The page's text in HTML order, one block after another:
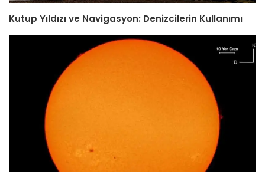
Kutup Yıldızı ve Navigasyon: Denizcilerin Kullanımı